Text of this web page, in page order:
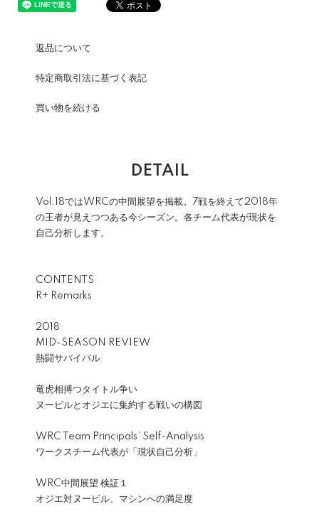
返品について
特定商取引法に基づく表記
買い物を続ける
DETAIL
Vol.18ではWRCの中間展望を掲載。7戦を終えて2018年
の王者が見えつつある今シーズン。各チーム代表が現状を
自己分析します。
CONTENTS
R+ Remarks
2018
MID-SEASON REVIEW
熱闘サバイバル
竜虎相搏つタイトル争い
ヌービルとオジエに集約する戦いの構図
WRC Team Principals’ Self-Analysis
ワークスチーム代表が「現状自己分析」
WRC中間展望 検証１
オジエ対ヌービル、マシンへの満足度